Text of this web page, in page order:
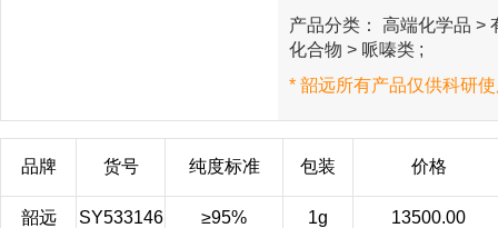
产品分类： 高端化学品 >
化合物 > 哌嗪类 ;
* 韶远所有产品仅供科研
品牌 货号 纯度标准 包装 价格
韶远 SY533146 ≥95% 1g 13500.00